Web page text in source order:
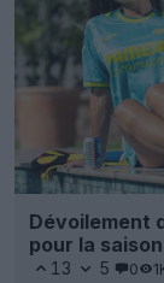
Dévoilement
pour la
13 5 0